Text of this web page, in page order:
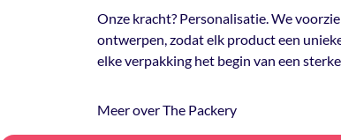
Onze kracht? Personalisatie. We
ontwerpen, zodat elk product een
elke verpakking het begin van een
Meer over The Packery